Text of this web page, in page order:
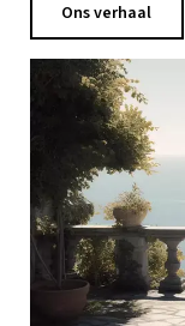
Ons verhaal